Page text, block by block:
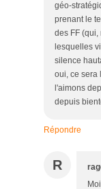
géo-
prenant le
des FF
lesquelles
silence
oui, ce sera
l'aimons
depuis
Répondre
R